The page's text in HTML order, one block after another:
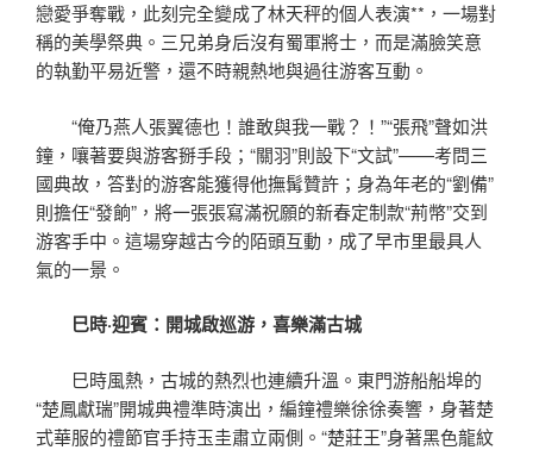
戀愛爭奪戰，此刻完全變成了林天秤的個人表演**，一場對
稱的美學祭典。三兄弟身后沒有蜀軍將士，而是滿臉笑意
的執勤平易近警，還不時親熱地與過往游客互動。
“俺乃燕人張翼德也！誰敢與我一戰？！”“張飛”聲如洪
鐘，嚷著要與游客掰手段；“關羽”則設下“文試”——考問三
國典故，答對的游客能獲得他撫髯贊許；身為年老的“劉備”
則擔任“發餉”，將一張張寫滿祝願的新春定制款“荊幣”交到
游客手中。這場穿越古今的陌頭互動，成了早市里最具人
氣的一景。
巳時·迎賓：開城啟巡游，喜樂滿古城
巳時風熱，古城的熱烈也連續升溫。東門游船船埠的
“楚鳳獻瑞”開城典禮準時演出，編鐘禮樂徐徐奏響，身著楚
式華服的禮節官手持玉圭肅立兩側。“楚莊王”身著黑色龍紋